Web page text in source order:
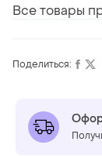
Все товары
Поделиться: